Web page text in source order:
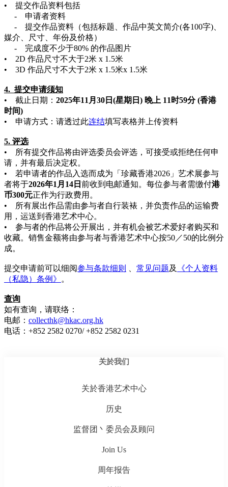
• 提交作品资料包括
- 申请者资料
- 提交作品资料（包括标题、作品中英文简介(各100字)、
媒介、尺寸、年份及价格）
- 完成度不少于80% 的作品图片
• 2D 作品尺寸不大于2米 x 1.5米
• 3D 作品尺寸不大于2米 x 1.5米x 1.5米
4. 提交申请须知
• 截止日期： 2025年11月30日(星期日) 晚上 11时59分 (香港
时间)
• 申请方式：请透过此连结填写表格并上传资料
5. 评选
• 所有提交作品将由评选委员会评选，可接受或拒绝任何申
请，并有最后决定权。
• 若申请者的作品入选而成为「珍藏香港2026」艺术展参与
者将于2026年1月14日 前收到电邮通知。每位参与者需缴付港
币300元正作为行政费用。
• 所有展出作品需由参与者自行装裱，并负责作品的运输费
用，运送到香港艺术中心。
• 参与者的作品将公开展出，并有机会被艺术爱好者购买和
收藏。销售金额将由参与者与香港艺术中心按50／50的比例分
成。
提交申请前可以细阅参与条款细则 常见问题及
《个人资料
（私隐）条例》
。
查询
如有查询，请联络：
电邮： collecthk@hkac.org.hk
电话：+852 2582 0270/ +852 2582 0231
关於我们
关於香港艺术中心
历史
监督团丶委员会及顾问
Join Us
周年报告